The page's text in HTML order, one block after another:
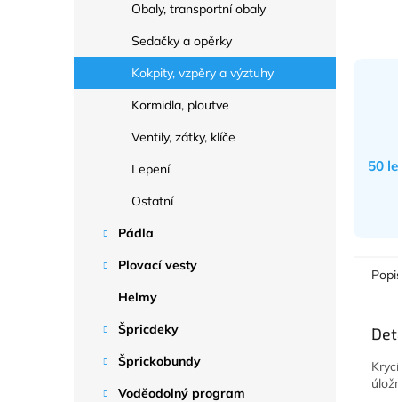
Obaly, transportní obaly
Sedačky a opěrky
Kokpity, vzpěry a výztuhy
Kormidla, ploutve
Ventily, zátky, klíče
Lepení
Ostatní
Pádla
Plovací vesty
Helmy
Špricdeky
Šprickobundy
Voděodolný program
50